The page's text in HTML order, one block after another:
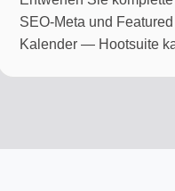
SEO-Meta und
Kalender — Hootsuite